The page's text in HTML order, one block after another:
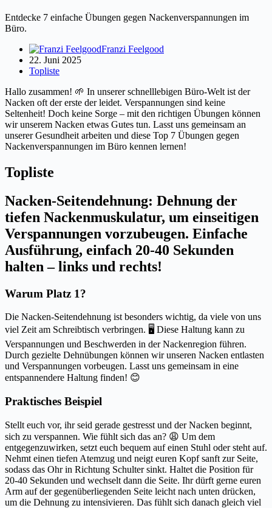
Entdecke 7 einfache Übungen gegen Nackenverspannungen im
Büro.
Franzi Feelgood
22. Juni 2025
Topliste
Hallo zusammen! 🌱 In unserer schnelllebigen Büro-Welt ist der
Nacken oft der erste der leidet. Verspannungen sind keine
Seltenheit! Doch keine Sorge – mit den richtigen Übungen können
wir unserem Nacken etwas Gutes tun. Lasst uns gemeinsam an
unserer Gesundheit arbeiten und diese Top 7 Übungen gegen
Nackenverspannungen im Büro kennen lernen!
Topliste
Nacken-Seitendehnung: Dehnung der
tiefen Nackenmuskulatur, um einseitigen
Verspannungen vorzubeugen. Einfache
Ausführung, einfach 20-40 Sekunden
halten – links und rechts!
Warum Platz 1?
Die Nacken-Seitendehnung ist besonders wichtig, da viele von uns
viel Zeit am Schreibtisch verbringen. 🖥️ Diese Haltung kann zu
Verspannungen und Beschwerden in der Nackenregion führen.
Durch gezielte Dehnübungen können wir unseren Nacken entlasten
und Verspannungen vorbeugen. Lasst uns gemeinsam in eine
entspannendere Haltung finden! 😊
Praktisches Beispiel
Stellt euch vor, ihr seid gerade gestresst und der Nacken beginnt,
sich zu verspannen. Wie fühlt sich das an? 😩 Um dem
entgegenzuwirken, setzt euch bequem auf einen Stuhl oder steht auf.
Nehmt einen tiefen Atemzug und neigt euren Kopf sanft zur Seite,
sodass das Ohr in Richtung Schulter sinkt. Haltet die Position für
20-40 Sekunden und wechselt dann die Seite. Ihr dürft gerne euren
Arm auf der gegenüberliegenden Seite leicht nach unten drücken,
um die Dehnung zu intensivieren. Das fühlt sich danach gleich viel